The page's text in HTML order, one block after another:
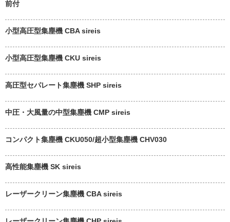
前付
小型高圧型集塵機 CBA sireis
小型高圧型集塵機 CKU sireis
高圧型セパレート集塵機 SHP sireis
中圧・大風量の中型集塵機 CMP sireis
コンパクト集塵機 CKU050/超小型集塵機 CHV030
高性能集塵機 SK sireis
レーザークリーン集塵機 CBA sireis